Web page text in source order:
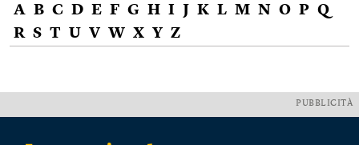
A B C D E F G H I J K L M N O P Q
R S T U V W X Y Z
PUBBLICITÀ